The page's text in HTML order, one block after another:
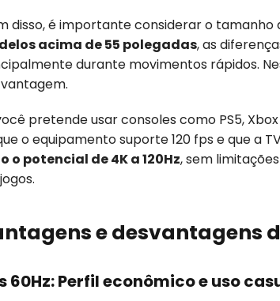
disso, é importante considerar o tamanho
acima de 55 polegadas, as
durante movimentos rápidos.
pretende usar consoles como PS5,
o equipamento suporte 120 fps e que a
o potencial de 4K a 120Hz, sem
e desvantagens
60Hz: Perfil econômico e uso